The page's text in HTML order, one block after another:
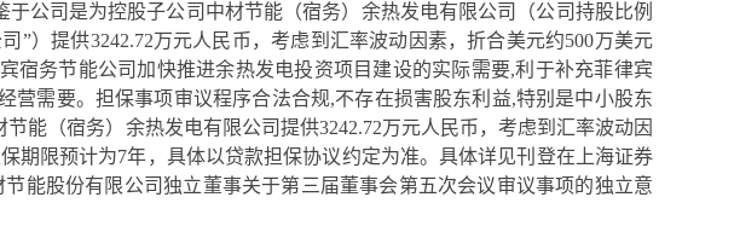
公司是为控股子公司中材节能（宿务）余热发电有限公司（公司持股比例
”）提供3242.72万元人民币，考虑到汇率波动因素，折合美元约500万美元
宿务节能公司加快推进余热发电投资项目建设的实际需要,利于补充菲律宾
营需要。担保事项审议程序合法合规,不存在损害股东利益,特别是中小股东
能（宿务）余热发电有限公司提供3242.72万元人民币，考虑到汇率波动因
期限预计为7年，具体以贷款担保协议约定为准。具体详见刊登在上海证券
节能股份有限公司独立董事关于第三届董事会第五次会议审议事项的独立意